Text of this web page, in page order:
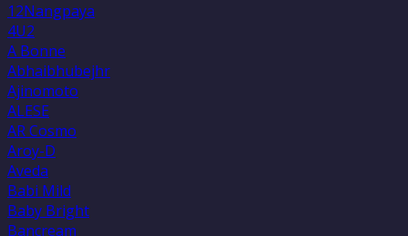
12Nangpaya
4U2
A Bonne
Abhaibhubejhr
Ajinomoto
ALESE
AR Cosmo
Aroy-D
Aveda
Babi Mild
Baby Bright
Bancream